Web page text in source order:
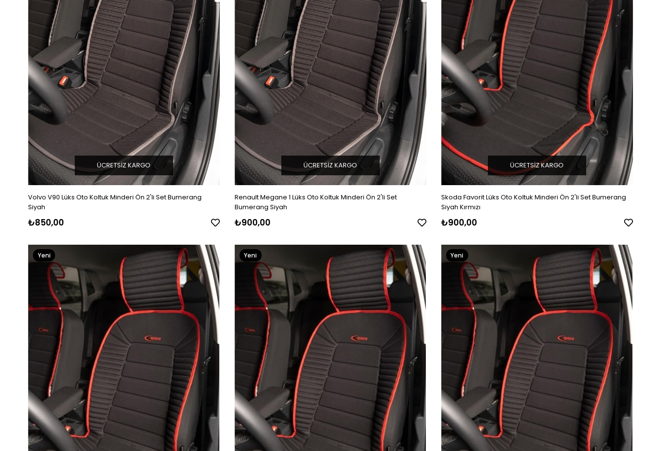
Volvo V90 Lüks Oto Koltuk Minderi Ön 2'li Set Bumerang
Siyah
₺850,00
ÜCRETSIZ KARGO
Renault Megane 1 Lüks Oto Koltuk Minderi Ön 2'li Set
Bumerang Siyah
₺900,00
ÜCRETSIZ KARGO
Skoda Favorit Lüks Oto Koltuk Minderi Ön 2'li Set Bumerang
Siyah Kırmızı
₺900,00
ÜCRETSIZ KARGO
Yeni
Ürün
Yeni
Ürün
Yeni
Ürün